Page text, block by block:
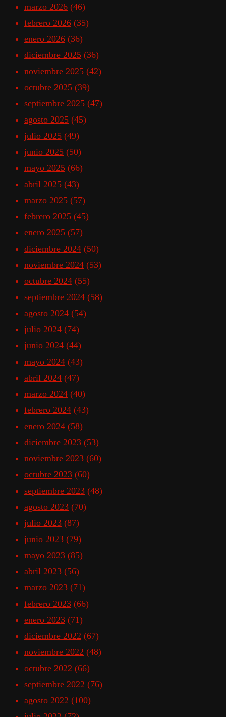
marzo 2026 (46)
febrero 2026 (35)
enero 2026 (36)
diciembre 2025 (36)
noviembre 2025 (42)
octubre 2025 (39)
septiembre 2025 (47)
agosto 2025 (45)
julio 2025 (49)
junio 2025 (50)
mayo 2025 (66)
abril 2025 (43)
marzo 2025 (57)
febrero 2025 (45)
enero 2025 (57)
diciembre 2024 (50)
noviembre 2024 (53)
octubre 2024 (55)
septiembre 2024 (58)
agosto 2024 (54)
julio 2024 (74)
junio 2024 (44)
mayo 2024 (43)
abril 2024 (47)
marzo 2024 (40)
febrero 2024 (43)
enero 2024 (58)
diciembre 2023 (53)
noviembre 2023 (60)
octubre 2023 (60)
septiembre 2023 (48)
agosto 2023 (70)
julio 2023 (87)
junio 2023 (79)
mayo 2023 (85)
abril 2023 (56)
marzo 2023 (71)
febrero 2023 (66)
enero 2023 (71)
diciembre 2022 (67)
noviembre 2022 (48)
octubre 2022 (66)
septiembre 2022 (76)
agosto 2022 (100)